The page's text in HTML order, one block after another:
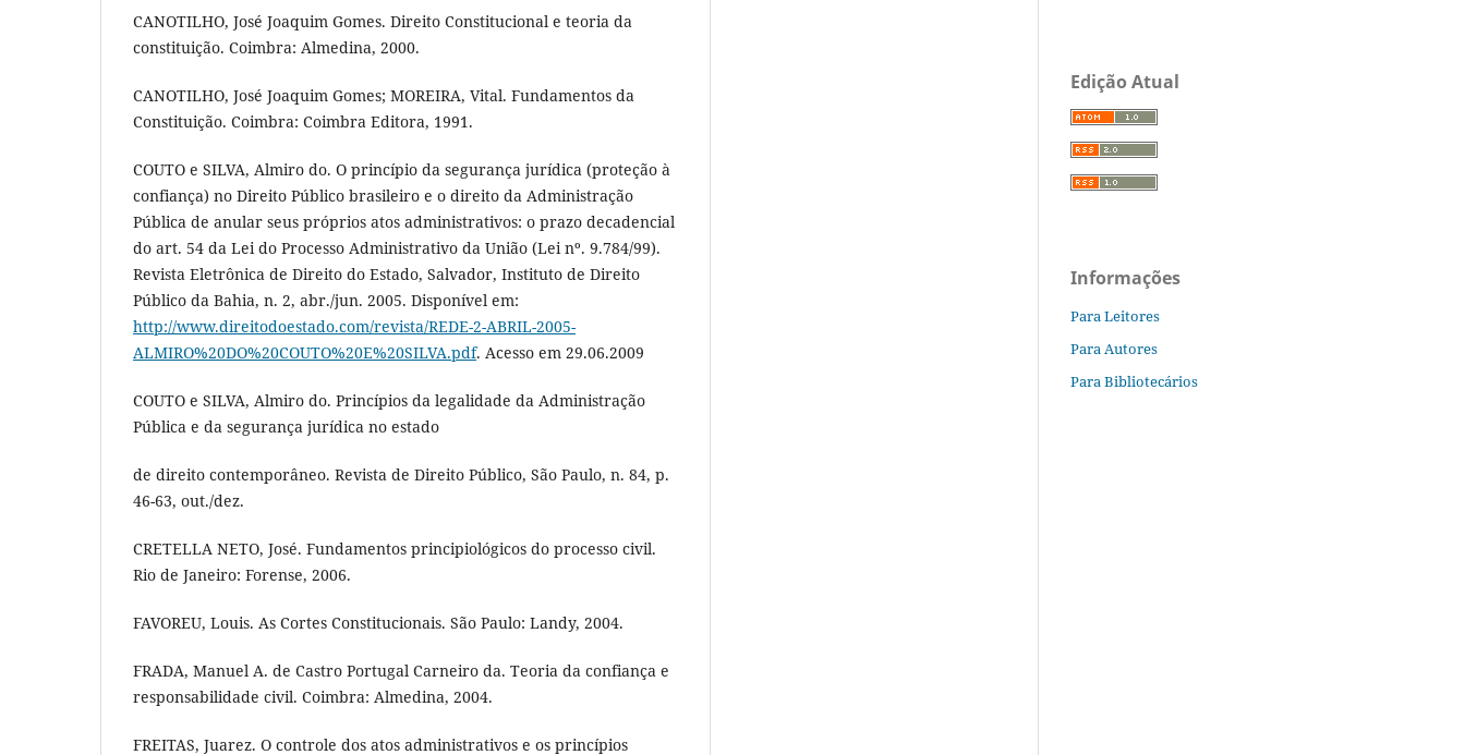
CANOTILHO, José Joaquim Gomes. Direito Constitucional e teoria da
constituição. Coimbra: Almedina, 2000.
CANOTILHO, José Joaquim Gomes; MOREIRA, Vital. Fundamentos da
Constituição. Coimbra: Coimbra Editora, 1991.
COUTO e SILVA, Almiro do. O princípio da segurança jurídica (proteção à
confiança) no Direito Público brasileiro e o direito da Administração
Pública de anular seus próprios atos administrativos: o prazo decadencial
do art. 54 da Lei do Processo Administrativo da União (Lei nº. 9.784/99).
Revista Eletrônica de Direito do Estado, Salvador, Instituto de Direito
Público da Bahia, n. 2, abr./jun. 2005. Disponível em:
http://www.direitodoestado.com/revista/REDE-2-ABRIL-2005-
ALMIRO%20DO%20COUTO%20E%20SILVA.pdf. Acesso em 29.06.2009
COUTO e SILVA, Almiro do. Princípios da legalidade da Administração
Pública e da segurança jurídica no estado
de direito contemporâneo. Revista de Direito Público, São Paulo, n. 84, p.
46-63, out./dez.
CRETELLA NETO, José. Fundamentos principiológicos do processo civil.
Rio de Janeiro: Forense, 2006.
FAVOREU, Louis. As Cortes Constitucionais. São Paulo: Landy, 2004.
FRADA, Manuel A. de Castro Portugal Carneiro da. Teoria da confiança e
responsabilidade civil. Coimbra: Almedina, 2004.
FREITAS, Juarez. O controle dos atos administrativos e os princípios
Edição Atual
Informações
Para Leitores
Para Autores
Para Bibliotecários